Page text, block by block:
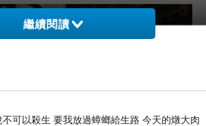
繼續閱讀
可以殺生 要我放過蟑螂給生路 今天的燉大肉